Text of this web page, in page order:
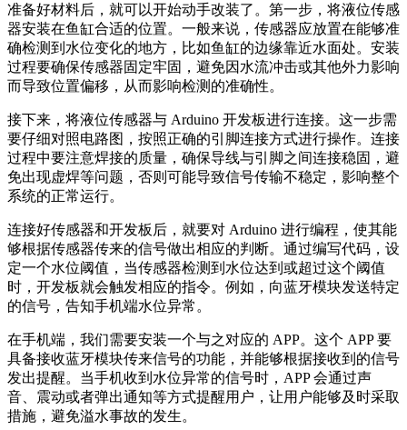
准备好材料后，就可以开始动手改装了。第一步，将液位传感
器安装在鱼缸合适的位置。一般来说，传感器应放置在能够准
确检测到水位变化的地方，比如鱼缸的边缘靠近水面处。安装
过程要确保传感器固定牢固，避免因水流冲击或其他外力影响
而导致位置偏移，从而影响检测的准确性。
接下来，将液位传感器与 Arduino 开发板进行连接。这一步需
要仔细对照电路图，按照正确的引脚连接方式进行操作。连接
过程中要注意焊接的质量，确保导线与引脚之间连接稳固，避
免出现虚焊等问题，否则可能导致信号传输不稳定，影响整个
系统的正常运行。
连接好传感器和开发板后，就要对 Arduino 进行编程，使其能
够根据传感器传来的信号做出相应的判断。通过编写代码，设
定一个水位阈值，当传感器检测到水位达到或超过这个阈值
时，开发板就会触发相应的指令。例如，向蓝牙模块发送特定
的信号，告知手机端水位异常。
在手机端，我们需要安装一个与之对应的 APP。这个 APP 要
具备接收蓝牙模块传来信号的功能，并能够根据接收到的信号
发出提醒。当手机收到水位异常的信号时，APP 会通过声
音、震动或者弹出通知等方式提醒用户，让用户能够及时采取
措施，避免溢水事故的发生。